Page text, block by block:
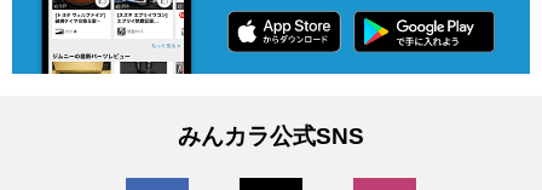
みんカラ公式SNS